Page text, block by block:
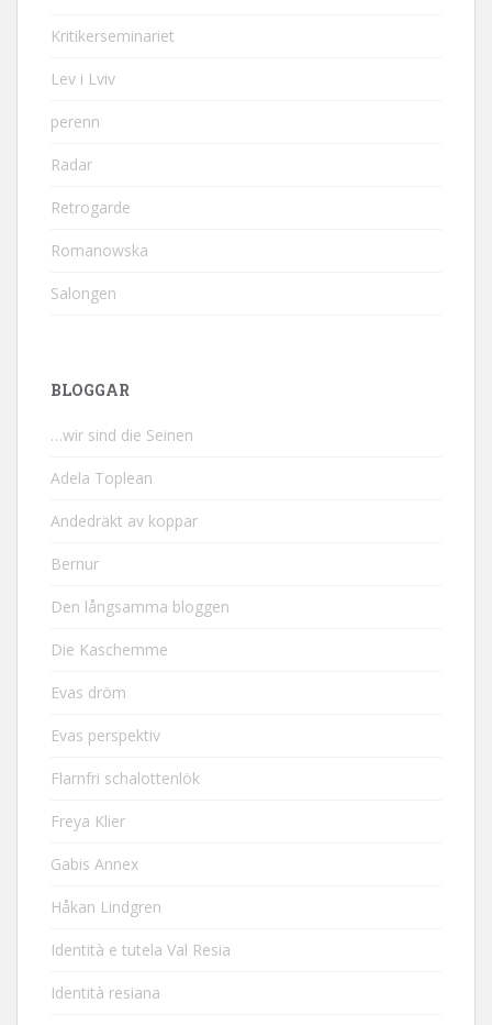
Kritikerseminariet
Lev i Lviv
perenn
Radar
Retrogarde
Romanowska
Salongen
BLOGGAR
…wir sind die Seinen
Adela Toplean
Andedräkt av koppar
Bernur
Den långsamma bloggen
Die Kaschemme
Evas dröm
Evas perspektiv
Flarnfri schalottenlök
Freya Klier
Gabis Annex
Håkan Lindgren
Identità e tutela Val Resia
Identità resiana